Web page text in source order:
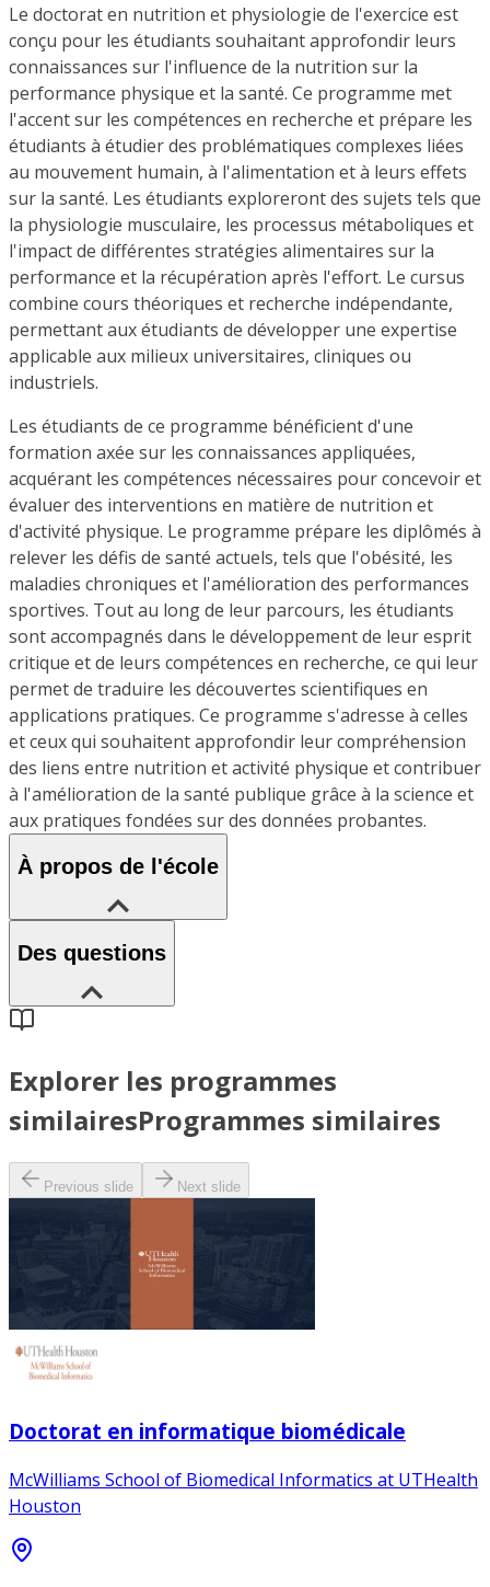
Le doctorat en nutrition et physiologie de l'exercice est
conçu pour les étudiants souhaitant approfondir leurs
connaissances sur l'influence de la nutrition sur la
performance physique et la santé. Ce programme met
l'accent sur les compétences en recherche et prépare les
étudiants à étudier des problématiques complexes liées
au mouvement humain, à l'alimentation et à leurs effets
sur la santé. Les étudiants exploreront des sujets tels que
la physiologie musculaire, les processus métaboliques et
l'impact de différentes stratégies alimentaires sur la
performance et la récupération après l'effort. Le cursus
combine cours théoriques et recherche indépendante,
permettant aux étudiants de développer une expertise
applicable aux milieux universitaires, cliniques ou
industriels.
Les étudiants de ce programme bénéficient d'une
formation axée sur les connaissances appliquées,
acquérant les compétences nécessaires pour concevoir et
évaluer des interventions en matière de nutrition et
d'activité physique. Le programme prépare les diplômés à
relever les défis de santé actuels, tels que l'obésité, les
maladies chroniques et l'amélioration des performances
sportives. Tout au long de leur parcours, les étudiants
sont accompagnés dans le développement de leur esprit
critique et de leurs compétences en recherche, ce qui leur
permet de traduire les découvertes scientifiques en
applications pratiques. Ce programme s'adresse à celles
et ceux qui souhaitent approfondir leur compréhension
des liens entre nutrition et activité physique et contribuer
à l'amélioration de la santé publique grâce à la science et
aux pratiques fondées sur des données probantes.
À propos de l'école
Des questions
Explorer les programmes
similairesProgrammes similaires
Previous slide Next slide
Doctorat en informatique biomédicale
McWilliams School of Biomedical Informatics at UTHealth
Houston